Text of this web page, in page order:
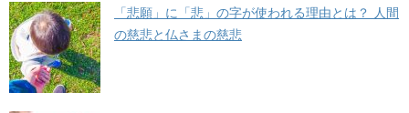
「悲願」に「悲」の字が使われる理由とは？ 人間
の慈悲と仏さまの慈悲